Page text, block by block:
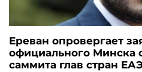
Ереван опровергает
официального Минска
саммита глав стран